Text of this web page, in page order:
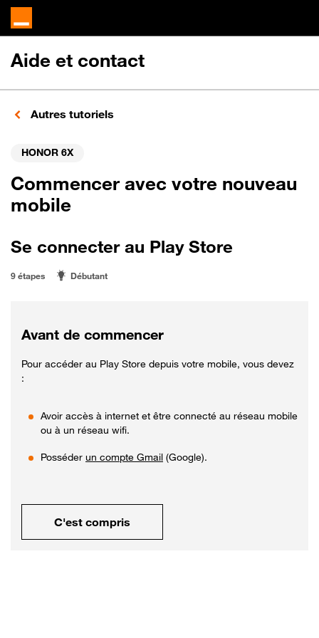
Aide et contact
Autres tutoriels
HONOR 6X
Commencer avec votre nouveau
mobile
Se connecter au Play Store
9 étapes Débutant
Avant de commencer
Pour accéder au Play Store depuis votre mobile, vous devez
:
Avoir accès à internet et être connecté au réseau mobile
ou à un réseau wifi.
Posséder un compte Gmail (Google).
C'est compris